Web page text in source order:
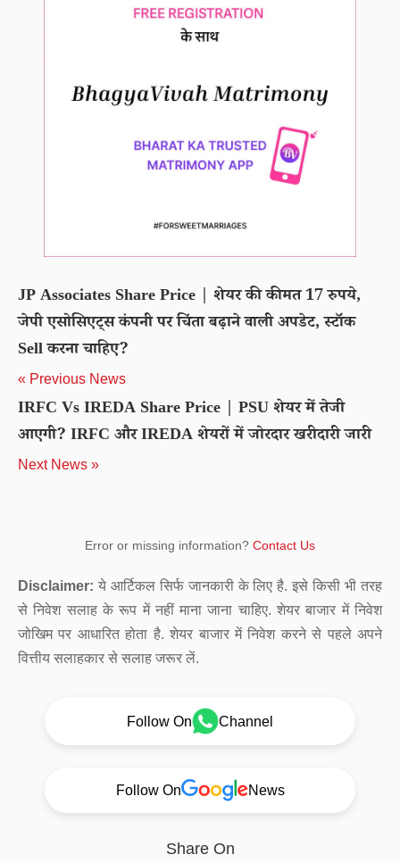
JP Associates Share Price | शेयर की कीमत 17 रुपये,
जेपी एसोसिएट्स कंपनी पर चिंता बढ़ाने वाली अपडेट, स्टॉक
Sell करना चाहिए?
« Previous News
IRFC Vs IREDA Share Price | PSU शेयर में तेजी
आएगी? IRFC और IREDA शेयरों में जोरदार खरीदारी जारी
Next News »
Error or missing information? Contact Us
Disclaimer: ये आर्टिकल सिर्फ जानकारी के लिए है. इसे किसी भी तरह
से निवेश सलाह के रूप में नहीं माना जाना चाहिए. शेयर बाजार में निवेश
जोखिम पर आधारित होता है. शेयर बाजार में निवेश करने से पहले अपने
वित्तीय सलाहकार से सलाह जरूर लें.
Follow On Channel
Follow On News
Share On